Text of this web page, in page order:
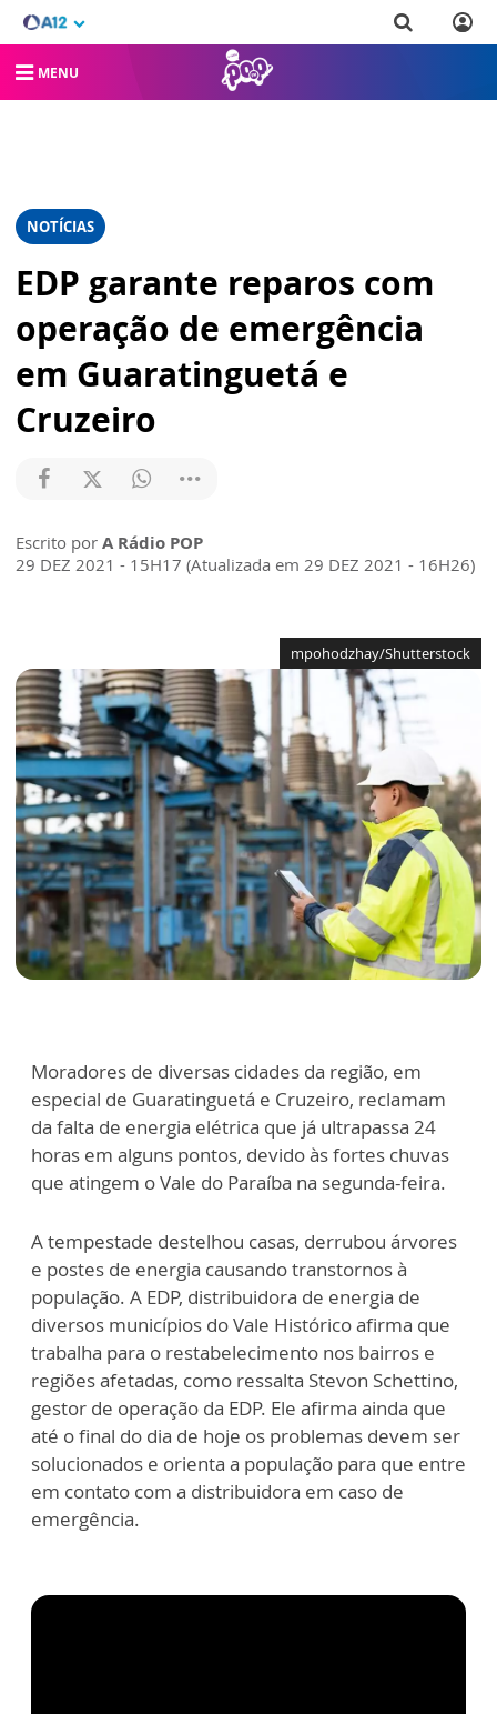
MENU
NOTÍCIAS
EDP garante reparos com
operação de emergência
em Guaratinguetá e
Cruzeiro
Escrito por A Rádio POP
29 DEZ 2021 - 15H17 (Atualizada em 29 DEZ 2021 - 16H26)
mpohodzhay/Shutterstock
Moradores de diversas cidades da região, em
especial de Guaratinguetá e Cruzeiro, reclamam
da falta de energia elétrica que já ultrapassa 24
horas em alguns pontos, devido às fortes chuvas
que atingem o Vale do Paraíba na segunda-feira.
A tempestade destelhou casas, derrubou árvores
e postes de energia causando transtornos à
população. A EDP, distribuidora de energia de
diversos municípios do Vale Histórico afirma que
trabalha para o restabelecimento nos bairros e
regiões afetadas, como ressalta Stevon Schettino,
gestor de operação da EDP. Ele afirma ainda que
até o final do dia de hoje os problemas devem ser
solucionados e orienta a população para que entre
em contato com a distribuidora em caso de
emergência.